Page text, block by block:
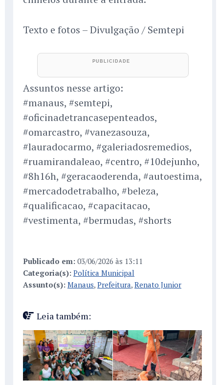
Texto e fotos – Divulgação / Semtepi
Assuntos nesse artigo:
#manaus, #semtepi,
#oficinadetrancasepenteados,
#omarcastro, #vanezasouza,
#lauradocarmo, #galeriadosremedios,
#ruamirandaleao, #centro, #10dejunho,
#8h16h, #geracaoderenda, #autoestima,
#mercadodetrabalho, #beleza,
#qualificacao, #capacitacao,
#vestimenta, #bermudas, #shorts
Publicado em: 03/06/2026 às 13:11
Categoria(s): Política Municipal
Assunto(s): Manaus, Prefeitura, Renato Junior
Leia também: